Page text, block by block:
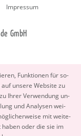
Funk­tio­nen für so­
un­se­re Web­site zu
Ihrer Ver­wen­dung un­
und Ana­ly­sen wei­
mit wei­te­
oder die sie im
Impressum
GmbH